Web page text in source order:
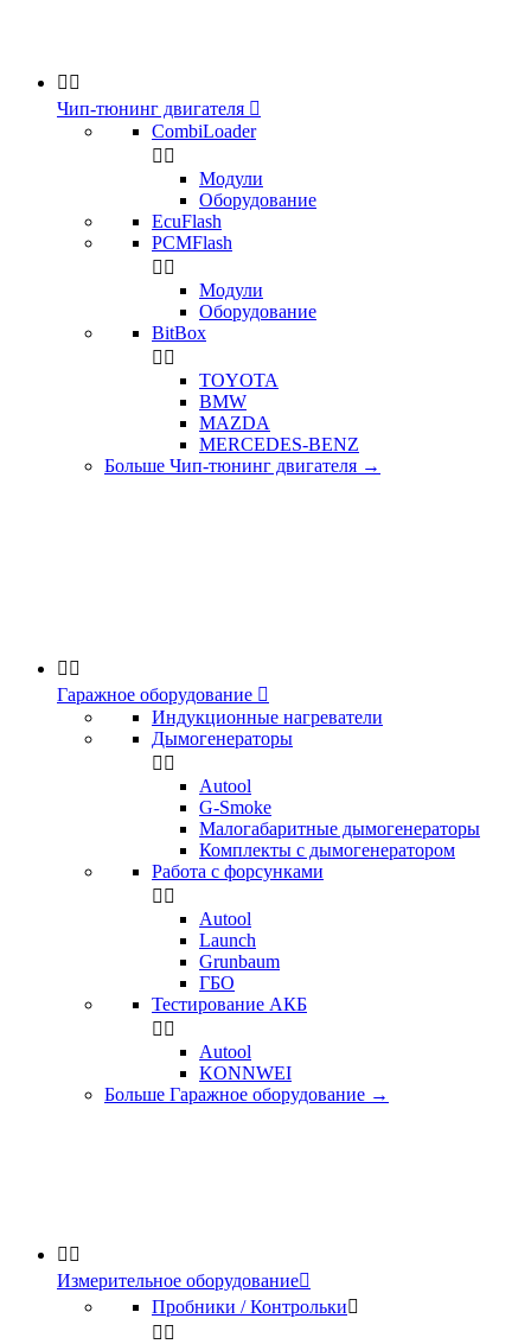
 
Чип-тюнинг двигателя 
CombiLoader
 
Модули
Оборудование
EcuFlash
PCMFlash
 
Модули
Оборудование
BitBox
 
TOYOTA
BMW
MAZDA
MERCEDES-BENZ
Больше Чип-тюнинг двигателя →
 
Гаражное оборудование 
Индукционные нагреватели
Дымогенераторы
 
Аutool
G-Smoke
Малогабаритные дымогенераторы
Комплекты с дымогенератором
Работа с форсунками
 
Autool
Launch
Grunbaum
ГБО
Тестирование АКБ
 
Autool
KONNWEI
Больше Гаражное оборудование →
 
Измерительное оборудование
Пробники / Контрольки
 